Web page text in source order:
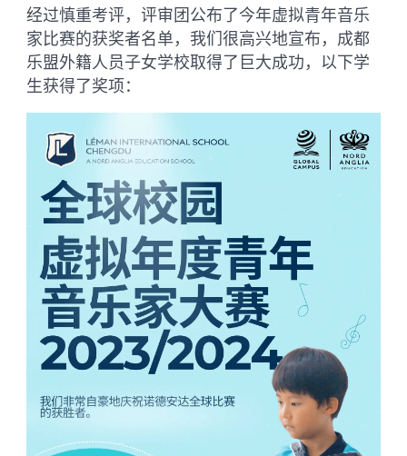
经过慎重考评，评审团公布了今年虚拟青年音乐
家比赛的获奖者名单，我们很高兴地宣布，成都
乐盟外籍人员子女学校取得了巨大成功，以下学
生获得了奖项：